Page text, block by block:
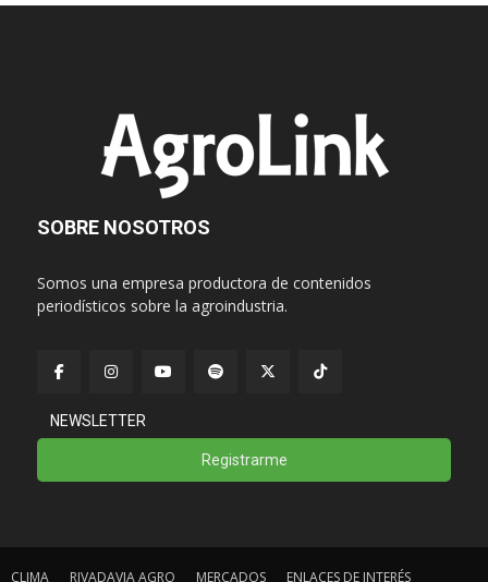
SOBRE NOSOTROS
Somos una empresa productora de contenidos
periodísticos sobre la agroindustria.
NEWSLETTER
Registrarme
CLIMA RIVADAVIA AGRO MERCADOS ENLACES DE INTERÉS